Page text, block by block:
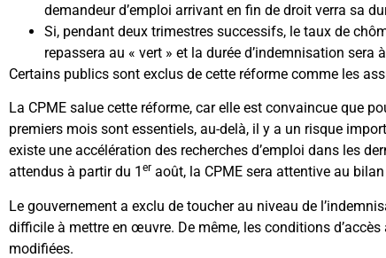
demandeur d’emploi arrivant en fin de droit verra sa
Si, pendant deux trimestres successifs, le taux de
repassera au « vert » et la durée d’indemnisation sera
Certains publics sont exclus de cette réforme comme les
La CPME salue cette réforme, car elle est convaincue que
premiers mois sont essentiels, au-delà, il y a un risque
existe une accélération des recherches d’emploi dans les
attendus à partir du 1 er août, la CPME sera attentive au
Le gouvernement a exclu de toucher au niveau de
difficile à mettre en œuvre. De même, les conditions
modifiées.